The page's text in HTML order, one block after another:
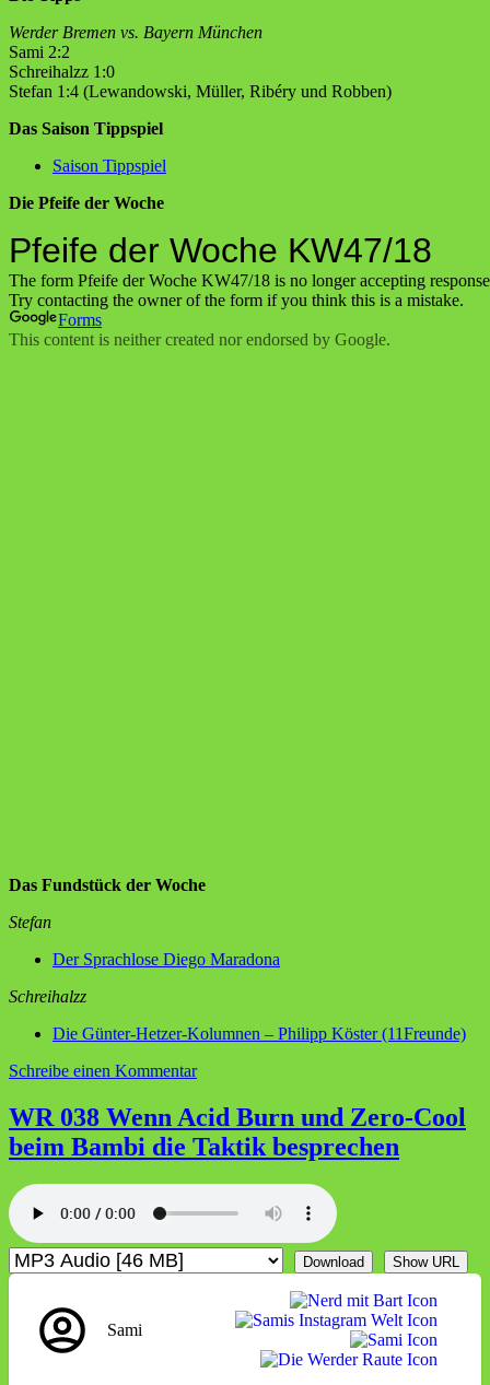
Werder Bremen vs. Bayern München
Sami 2:2
Schreihalzz 1:0
Stefan 1:4 (Lewandowski, Müller, Ribéry und Robben)
Das Saison Tippspiel
Saison Tippspiel
Die Pfeife der Woche
Das Fundstück der Woche
Stefan
Der Sprachlose Diego Maradona
Schreihalzz
Die Günter-Hetzer-Kolumnen – Philipp Köster (11Freunde)
Schreibe einen Kommentarzu
039
Sprachlos
in
mit
der
WR 038 Wenn Acid Burn und Zero-Cool
beim Bambi die Taktik besprechen
Download Show URL
Sami